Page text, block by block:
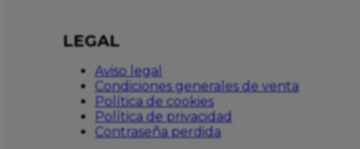
LEGAL
Aviso legal
Condiciones generales de venta
Política de cookies
Política de privacidad
Contraseña perdida